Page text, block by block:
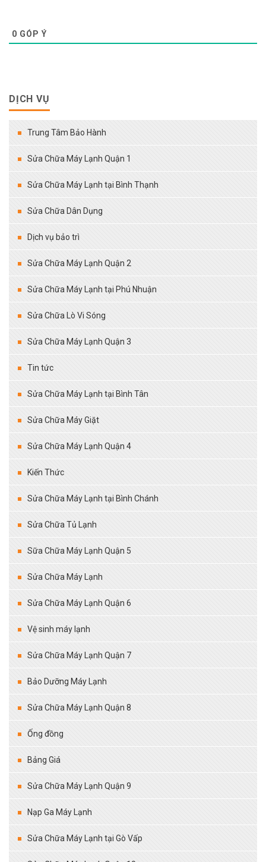
0 GÓP Ý
DỊCH VỤ
Trung Tâm Bảo Hành
Sửa Chữa Máy Lạnh Quận 1
Sửa Chữa Máy Lạnh tại Bình Thạnh
Sửa Chữa Dân Dụng
Dịch vụ bảo trì
Sửa Chữa Máy Lạnh Quận 2
Sửa Chữa Máy Lạnh tại Phú Nhuận
Sửa Chữa Lò Vi Sóng
Sửa Chữa Máy Lạnh Quận 3
Tin tức
Sửa Chữa Máy Lạnh tại Bình Tân
Sửa Chữa Máy Giặt
Sửa Chữa Máy Lạnh Quận 4
Kiến Thức
Sửa Chữa Máy Lạnh tại Bình Chánh
Sửa Chữa Tủ Lạnh
Sữa Chữa Máy Lạnh Quận 5
Sửa Chữa Máy Lạnh
Sửa Chữa Máy Lạnh Quận 6
Vệ sinh máy lạnh
Sửa Chữa Máy Lạnh Quận 7
Bảo Dưỡng Máy Lạnh
Sửa Chữa Máy Lạnh Quận 8
Ống đồng
Bảng Giá
Sửa Chữa Máy Lạnh Quận 9
Nạp Ga Máy Lạnh
Sửa Chữa Máy Lạnh tại Gò Vấp